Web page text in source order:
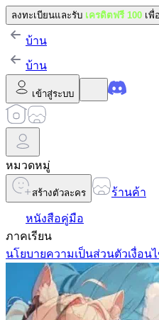
ลงทะเบียนและรับ เครดิตฟรี 100 เพื่
บ้าน
บ้าน
เข้าสู่ระบบ
หมวดหมู่
สร้างตัวละคร ร้านค้า
หนังสือคู่มือ
ภาคเรียน
นโยบายความเป็นส่วนตัวเงื่อน